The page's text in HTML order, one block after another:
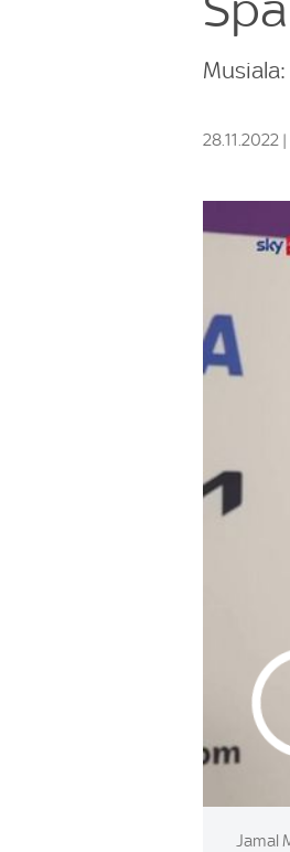
28.11.2022
Jamal